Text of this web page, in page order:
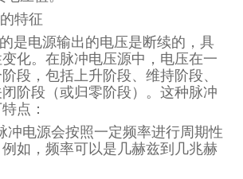
特征
是电源输出的电压是断续的，具
化。在脉冲电压源中，电压在一
段，包括上升阶段、维持阶段、
阶段（或归零阶段）。这种脉冲
点：
冲电源会按照一定频率进行周期性
如，频率可以是几赫兹到几兆赫